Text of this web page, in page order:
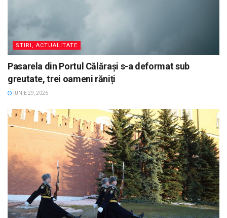
STIRI, ACTUALITATE
Pasarela din Portul Călărași s-a deformat sub
greutate, trei oameni răniți
IUNIE 29, 2026